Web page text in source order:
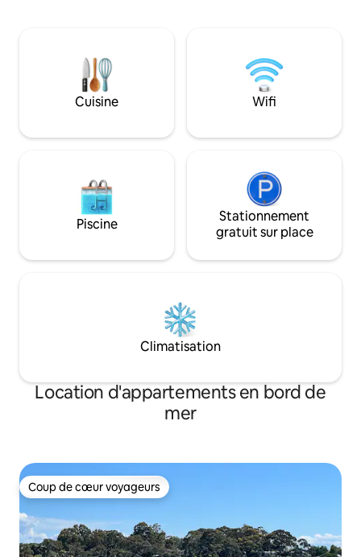
bienvenue » composé de muesli local, de
céréales, de café biologique à piston et
Cuisine Wifi
Piscine
Stationnement
gratuit sur place
Climatisation
Location d'appartements en bord de
mer
Coup de cœur voyageurs
Coup de cœur voyageurs